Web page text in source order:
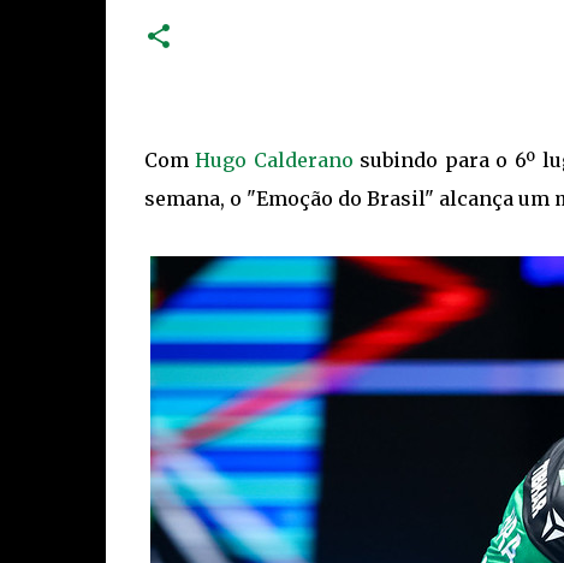
ComHugo Calderano subindo para o 6º
semana, o "Emoção do Brasil" alcança